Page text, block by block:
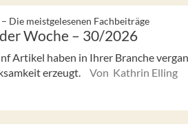
Die meistgelesenen Fachbeiträge
Woche – 30/2026
Artikel haben in Ihrer Branche
erzeugt.
Von Kathrin Elling